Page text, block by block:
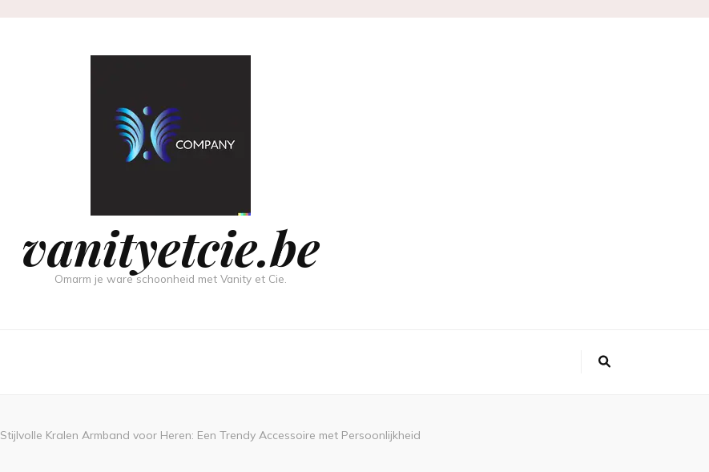
vanityetcie.be
Omarm je ware schoonheid met Vanity et Cie.
Stijlvolle Kralen Armband voor Heren: Een Trendy Accessoire met Persoonlijkheid